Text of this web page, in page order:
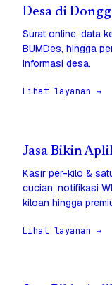
Desa di
Surat online, data
BUMDes, hingga
informasi desa.
Lihat layanan →
Jasa Bikin
Kasir per-kilo &
cucian, notifikasi
kiloan hingga
Lihat layanan →